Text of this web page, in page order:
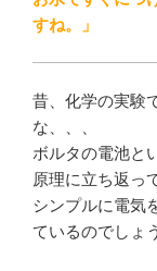
すね。」
昔、化学の実験
な、、、
ボルタの電池と
原理に立ち返っ
シンプルに電気
ているのでしょ